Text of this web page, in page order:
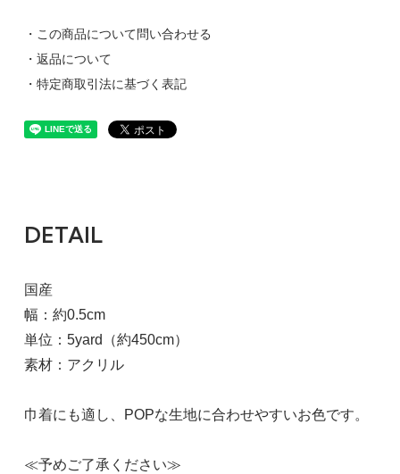
・この商品について問い合わせる
・返品について
・特定商取引法に基づく表記
DETAIL
国産
幅：約0.5cm
単位：5yard（約450cm）
素材：アクリル
巾着にも適し、POPな生地に合わせやすいお色です。
≪予めご了承ください≫